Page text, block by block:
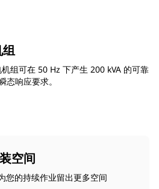
组
组可在 50 Hz 下产生 200 kVA 的可靠
响应要求。
空间
您的持续作业留出更多空间